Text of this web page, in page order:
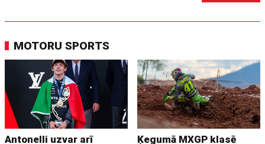
MOTORU SPORTS
Antonelli uzvar arī Ķegumā MXGP klasē